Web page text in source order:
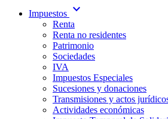
Impuestos expand_more
Renta
Renta no residentes
Patrimonio
Sociedades
IVA
Impuestos Especiales
Sucesiones y donaciones
Transmisiones y actos
Actividades económicas